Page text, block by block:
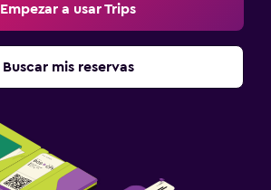
Empezar a usar Trips
Buscar mis reservas